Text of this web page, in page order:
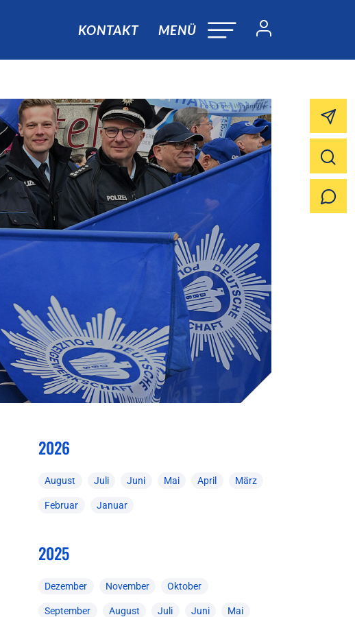
KONTAKT MENÜ
Foto:Foto: Windmüller
2026
August Juli Juni Mai April März
Februar Januar
2025
Dezember November Oktober
September August Juli Juni Mai